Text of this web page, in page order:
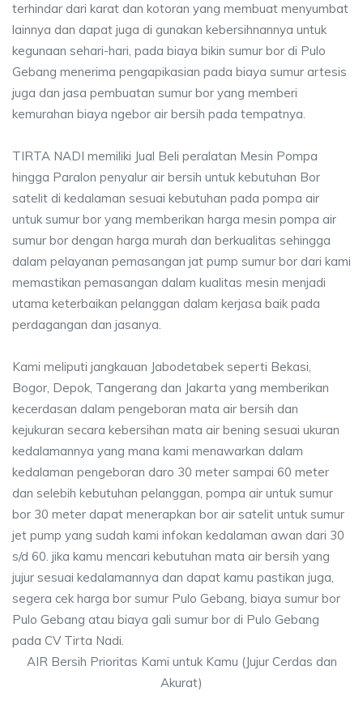
terhindar dari karat dan kotoran yang membuat menyumbat
lainnya dan dapat juga di gunakan kebersihnannya untuk
kegunaan sehari-hari, pada biaya bikin sumur bor di Pulo
Gebang menerima pengapikasian pada biaya sumur artesis
juga dan jasa pembuatan sumur bor yang memberi
kemurahan biaya ngebor air bersih pada tempatnya.
TIRTA NADI memiliki Jual Beli peralatan Mesin Pompa
hingga Paralon penyalur air bersih untuk kebutuhan Bor
satelit di kedalaman sesuai kebutuhan pada pompa air
untuk sumur bor yang memberikan harga mesin pompa air
sumur bor dengan harga murah dan berkualitas sehingga
dalam pelayanan pemasangan jat pump sumur bor dari kami
memastikan pemasangan dalam kualitas mesin menjadi
utama keterbaikan pelanggan dalam kerjasa baik pada
perdagangan dan jasanya.
Kami meliputi jangkauan Jabodetabek seperti Bekasi,
Bogor, Depok, Tangerang dan Jakarta yang memberikan
kecerdasan dalam pengeboran mata air bersih dan
kejukuran secara kebersihan mata air bening sesuai ukuran
kedalamannya yang mana kami menawarkan dalam
kedalaman pengeboran daro 30 meter sampai 60 meter
dan selebih kebutuhan pelanggan, pompa air untuk sumur
bor 30 meter dapat menerapkan bor air satelit untuk sumur
jet pump yang sudah kami infokan kedalaman awan dari 30
s/d 60. jika kamu mencari kebutuhan mata air bersih yang
jujur sesuai kedalamannya dan dapat kamu pastikan juga,
segera cek harga bor sumur Pulo Gebang, biaya sumur bor
Pulo Gebang atau biaya gali sumur bor di Pulo Gebang
pada CV Tirta Nadi.
AIR Bersih Prioritas Kami untuk Kamu (Jujur Cerdas dan
Akurat)